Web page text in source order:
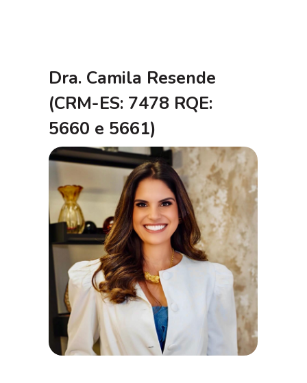
Dra. Camila Resende
(CRM-ES: 7478 RQE:
5660 e 5661)